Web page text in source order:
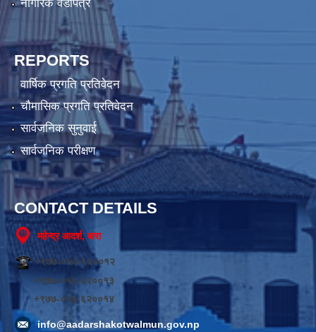
नागरिक वडापत्र
REPORTS
वार्षिक प्रगति प्रतिवेदन
चौमासिक प्रगति प्रतिवेदन
सार्वजनिक सुनुवाई
सार्वजनिक परीक्षण
CONTACT DETAILS
महेन्द्र आदर्श, बारा
+९७७-०५३-६२००१२
+९७७-०५३-६२००१३
+९७७-०५३-६२००१४
info@aadarshakotwalmun.gov.np